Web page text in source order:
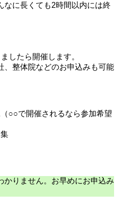
なに長くても2時間以内には終
したら開催します。
、整体院などのお申込みも可能
○○で開催されるなら参加希望
かりません。お早めにお申込み